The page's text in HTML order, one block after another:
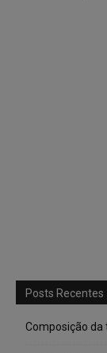
Posts Recentes
Composição da